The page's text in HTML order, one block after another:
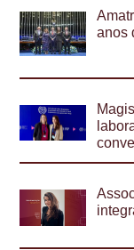
anos